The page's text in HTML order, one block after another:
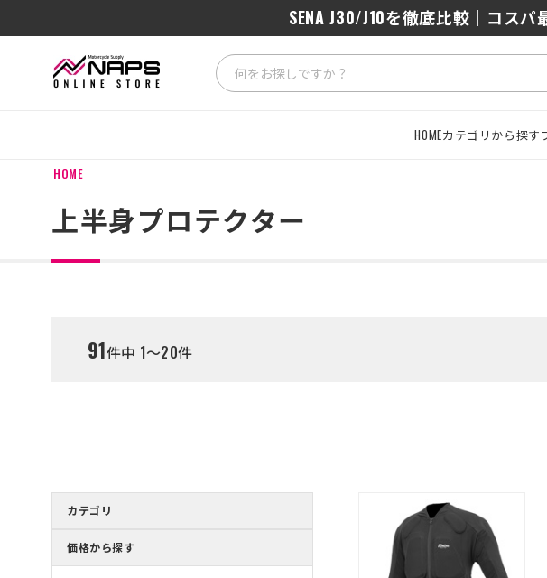
SENA J30/J10を徹底比較｜コス
ナップス「究-KIWAMI-」
HOMEカテゴリから探す
HOME
上半身プロテクター
91件中 1～20件
カテゴリ
価格から探す